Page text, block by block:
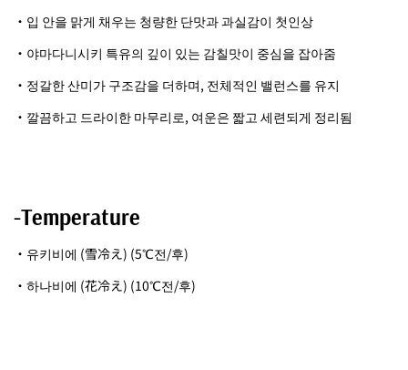
・입 안을 맑게 채우는 청량한 단맛과 과실감이 첫인상
・야마다니시키 특유의 깊이 있는 감칠맛이 중심을 잡아줌
・정갈한 산미가 구조감을 더하며, 전체적인 밸런스를 유지
・깔끔하고 드라이한 마무리로, 여운은 짧고 세련되게 정리됨
-Temperature
・유키비에 (雪冷え) (5℃전/후)
・하나비에 (花冷え) (10℃전/후)